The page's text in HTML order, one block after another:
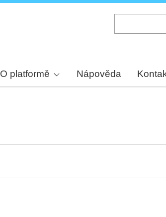
O platformě Nápověda